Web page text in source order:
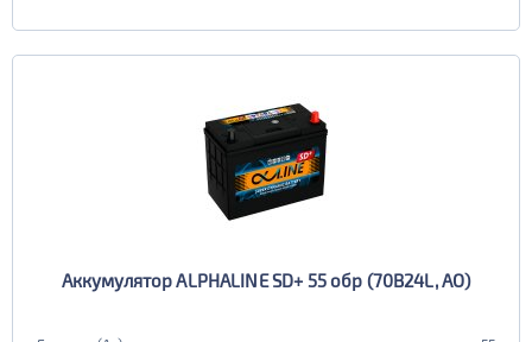
Аккумулятор ALPHALINE SD+ 55 обр (70B24L, AO)